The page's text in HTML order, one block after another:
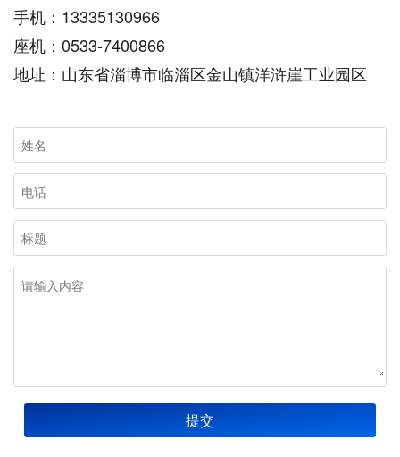
手机：13335130966
座机：0533-7400866
地址：山东省淄博市临淄区金山镇洋浒崖工业园区
提交